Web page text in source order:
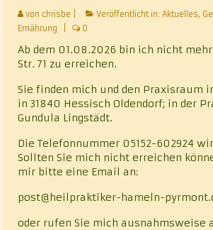
von chrisbe Veröffentlicht in: Aktuelles,
Ernährung
0
Ab dem 01.08.2026 bin ich nicht
Str. 71 zu erreichen.
Sie finden mich und den Praxisraum
in 31840 Hessisch Oldendorf; in der
Gundula Lingstädt.
Die Telefonnummer 05152-602924
Sollten Sie mich nicht erreichen
mir bitte eine Email an:
post@heilpraktiker-hameln-
oder rufen Sie mich ausnahmsweise